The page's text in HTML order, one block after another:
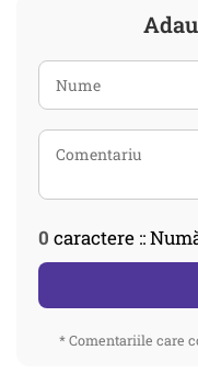
0 caractere ::
* Comentariile care